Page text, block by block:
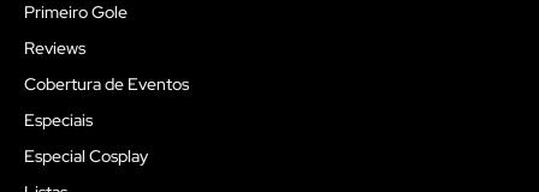
Primeiro Gole
Reviews
Cobertura de Eventos
Especiais
Especial Cosplay